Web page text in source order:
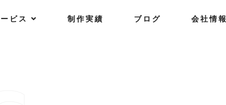
ー ビ ス 制 作実績 ブ ロ グ 会社情報